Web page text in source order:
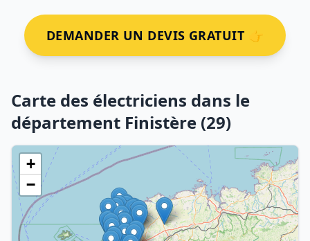
DEMANDER UN DEVIS GRATUIT 👉
Carte des électriciens dans le
département Finistère (29)
+
−